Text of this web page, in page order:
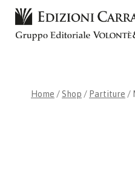
Skip
content
Home / Shop / Partiture /